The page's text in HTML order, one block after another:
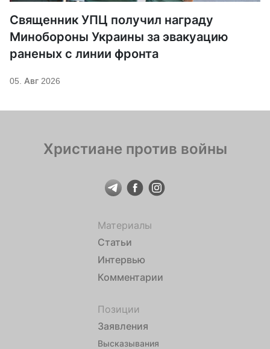
Священник УПЦ получил награду
Минобороны Украины за эвакуацию
раненых с линии фронта
05. Авг 2026
Христиане против войны
Материалы
Статьи
Интервью
Комментарии
Позиции
Заявления
Высказывания